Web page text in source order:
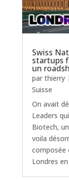
Swiss
startups
un
par thierry|
Suisse
On avait
Leaders
Biotech,
voila
composée
Londres